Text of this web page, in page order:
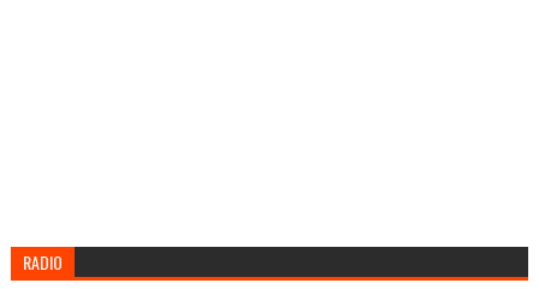
RADIO